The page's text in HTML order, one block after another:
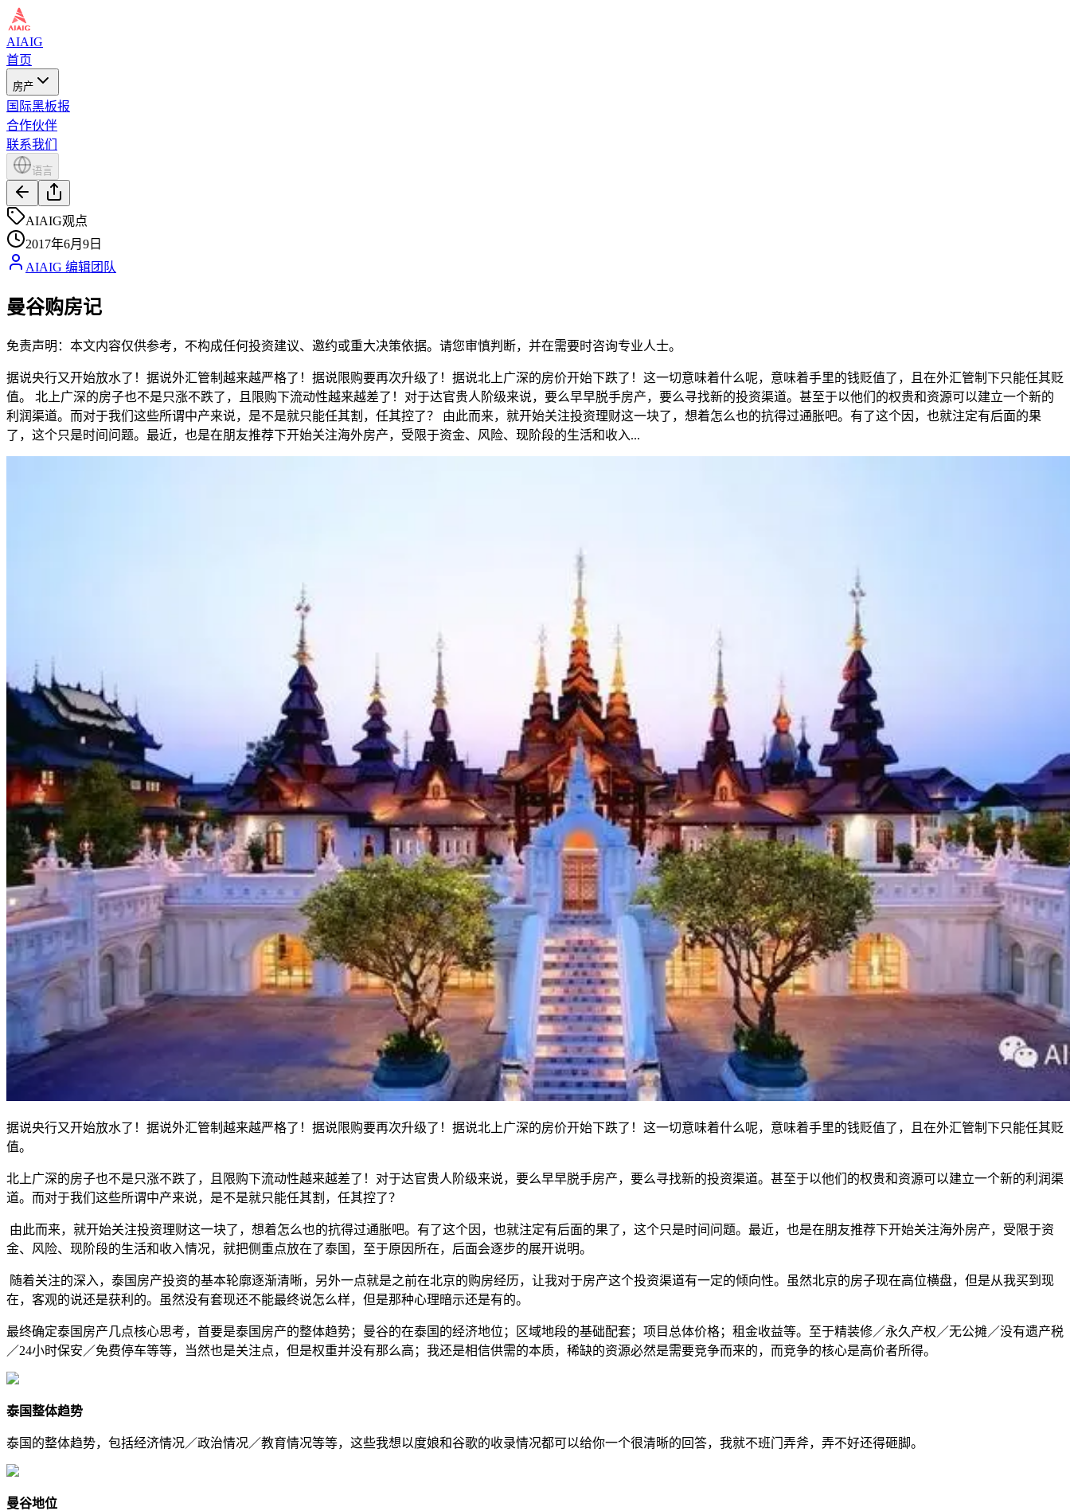
AIAIG
首页
房产
国际黑板报
合作伙伴
联系我们
语言
AIAIG观点
2017年6月9日
AIAIG 编辑团队
曼谷购房记
免责声明：本文内容仅供参考，不构成任何投资建议、邀约或重大决策依据。请您审慎判断，并在需要时咨询专业人士。
据说央行又开始放水了！据说外汇管制越来越严格了！据说限购要再次升级了！据说北上广深的房价开始下跌了！这一切意味着什么呢，意味着手里的钱贬值了，且在外汇管制下只能任其贬
值。 北上广深的房子也不是只涨不跌了，且限购下流动性越来越差了！对于达官贵人阶级来说，要么早早脱手房产，要么寻找新的投资渠道。甚至于以他们的权贵和资源可以建立一个新的
利润渠道。而对于我们这些所谓中产来说，是不是就只能任其割，任其控了？ 由此而来，就开始关注投资理财这一块了，想着怎么也的抗得过通胀吧。有了这个因，也就注定有后面的果
了，这个只是时间问题。最近，也是在朋友推荐下开始关注海外房产，受限于资金、风险、现阶段的生活和收入...
据说央行又开始放水了！据说外汇管制越来越严格了！据说限购要再次升级了！据说北上广深的房价开始下跌了！这一切意味着什么呢，意味着手里的钱贬值了，且在外汇管制下只能任其贬
值。
北上广深的房子也不是只涨不跌了，且限购下流动性越来越差了！对于达官贵人阶级来说，要么早早脱手房产，要么寻找新的投资渠道。甚至于以他们的权贵和资源可以建立一个新的利润渠
道。而对于我们这些所谓中产来说，是不是就只能任其割，任其控了？
由此而来，就开始关注投资理财这一块了，想着怎么也的抗得过通胀吧。有了这个因，也就注定有后面的果了，这个只是时间问题。最近，也是在朋友推荐下开始关注海外房产，受限于资
金、风险、现阶段的生活和收入情况，就把侧重点放在了泰国，至于原因所在，后面会逐步的展开说明。
随着关注的深入，泰国房产投资的基本轮廓逐渐清晰，另外一点就是之前在北京的购房经历，让我对于房产这个投资渠道有一定的倾向性。虽然北京的房子现在高位横盘，但是从我买到现
在，客观的说还是获利的。虽然没有套现还不能最终说怎么样，但是那种心理暗示还是有的。
最终确定泰国房产几点核心思考，首要是泰国房产的整体趋势；曼谷的在泰国的经济地位；区域地段的基础配套；项目总体价格；租金收益等。至于精装修／永久产权／无公摊／没有遗产税
／24小时保安／免费停车等等，当然也是关注点，但是权重并没有那么高；我还是相信供需的本质，稀缺的资源必然是需要竞争而来的，而竞争的核心是高价者所得。
泰国整体趋势
泰国的整体趋势，包括经济情况／政治情况／教育情况等等，这些我想以度娘和谷歌的收录情况都可以给你一个很清晰的回答，我就不班门弄斧，弄不好还得砸脚。
曼谷地位